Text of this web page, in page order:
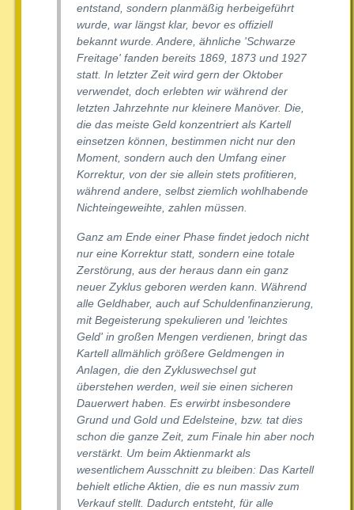
entstand, sondern planmäßig herbeigeführt
wurde, war längst klar, bevor es offiziell
bekannt wurde. Andere, ähnliche 'Schwarze
Freitage' fanden bereits 1869, 1873 und 1927
statt. In letzter Zeit wird gern der Oktober
verwendet, doch erlebten wir während der
letzten Jahrzehnte nur kleinere Manöver. Die,
die das meiste Geld konzentriert als Kartell
einsetzen können, bestimmen nicht nur den
Moment, sondern auch den Umfang einer
Korrektur, von der sie allein stets profitieren,
während andere, selbst ziemlich wohlhabende
Nichteingeweihte, zahlen müssen.
Ganz am Ende einer Phase findet jedoch nicht
nur eine Korrektur statt, sondern eine totale
Zerstörung, aus der heraus dann ein ganz
neuer Zyklus geboren werden kann. Während
alle Geldhaber, auch auf Schuldenfinanzierung,
mit Begeisterung spekulieren und 'leichtes
Geld' in großen Mengen verdienen, bringt das
Kartell allmählich größere Geldmengen in
Anlagen, die den Zykluswechsel gut
überstehen werden, weil sie einen sicheren
Dauerwert haben. Es erwirbt insbesondere
Grund und Gold und Edelsteine, bzw. tat dies
schon die ganze Zeit, zum Finale hin aber noch
verstärkt. Um beim Aktienmarkt als
wesentlichem Ausschnitt zu bleiben: Das Kartell
behielt etliche Aktien, die es nun massiv zum
Verkauf stellt. Dadurch entsteht, für alle